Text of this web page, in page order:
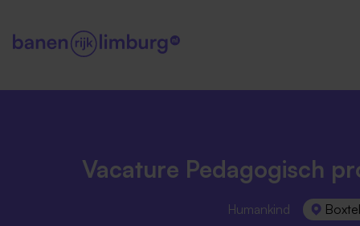
Vacature Pedagogisch
Humankind Boxtel